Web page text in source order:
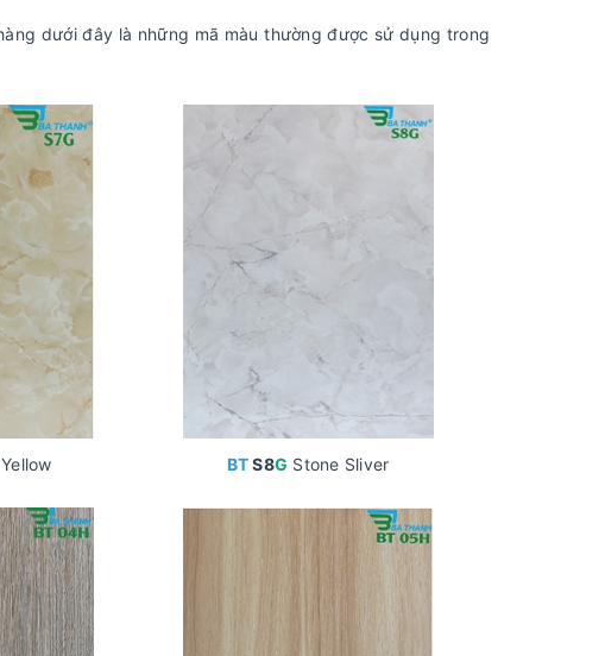
dưới đây là những mã màu thường được sử dụng trong
BTS8G Stone Sliver